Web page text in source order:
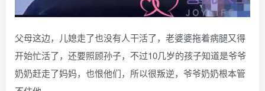
父母这边，儿媳走了也没有人干活了，老婆婆拖着病腿又得
开始忙活了，还要照顾孙子，不过10几岁的孩子知道是爷爷
奶奶赶走了妈妈，也恨他们，所以很叛逆，爷爷奶奶根本管